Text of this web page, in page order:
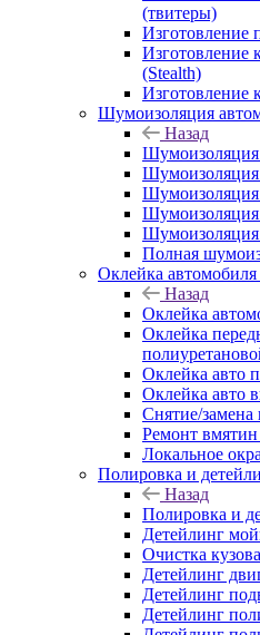
(твитеры)
Изготовление
Изготовление
(Stealth)
Изготовление
Шумоизоляция
Назад
Шумоизоляция
Шумоизоляция
Шумоизоляция
Шумоизоляция
Полная
Оклейка
Назад
Оклейка
Оклейка
Оклейка авто
Оклейка авто
Снятие/
Ремонт вмятин
Локальное
Полировка и
Назад
Полировка и
Детейлинг
Очистка
Детейлинг
Детейлинг
Детейлинг